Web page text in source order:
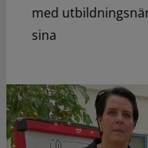
med
sina